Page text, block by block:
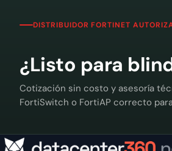
DISTRIBUIDOR FORTINET
¿Listo para
Cotización sin costo y asesoría
FortiSwitch o FortiAP correcto